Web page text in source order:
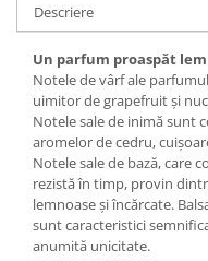
Descriere
Un parfum proaspăt
Notele de vârf ale
uimitor de grapefruit și
Notele sale de inimă sunt
aromelor de cedru,
Notele sale de bază, care
rezistă în timp, provin
lemnoase și încărcate.
sunt caracteristici
anumită unicitate.